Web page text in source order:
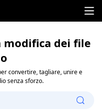
modifica dei file
convertire, tagliare, unire e
senza sforzo.